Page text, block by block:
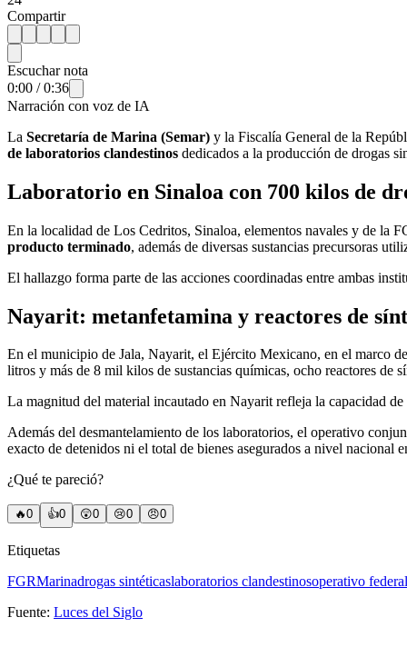
Compartir
Escuchar nota
0:00 /0:36
Narración con voz de IA
La Secretaría de Marina (Semar) y la Fiscalía General de la
de laboratorios clandestinos dedicados a la producción de drogas
Laboratorio en Sinaloa con 700 kilos de
En la localidad de Los Cedritos, Sinaloa, elementos navales y de la
producto terminado, además de diversas sustancias precursoras
El hallazgo forma parte de las acciones coordinadas entre ambas
Nayarit: metanfetamina y reactores de
En el municipio de Jala, Nayarit, el Ejército Mexicano, en el marco
litros y más de 8 mil kilos de sustancias químicas, ocho reactores de
La magnitud del material incautado en Nayarit refleja la capacidad
Además del desmantelamiento de los laboratorios, el operativo
exacto de detenidos ni el total de bienes asegurados a nivel nacional
¿Qué te pareció?
🔥0 👍0 😲0 😢0 😠0
Etiquetas
FGRMarinadrogas sintéticaslaboratorios clandestinosoperativo federal
Fuente: Luces del Siglo